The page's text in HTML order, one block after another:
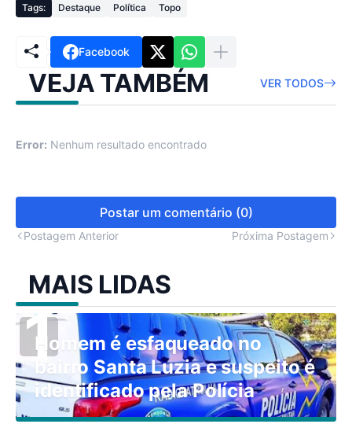
Tags: Destaque Política Topo
Facebook
VEJA TAMBÉM VER TODOS
Error: Nenhum resultado encontrado
Postar um comentário (0)
Postagem Anterior Próxima Postagem
MAIS LIDAS
Homem é esfaqueado no
bairro Santa Luzia e suspeito é
identificado pela Polícia